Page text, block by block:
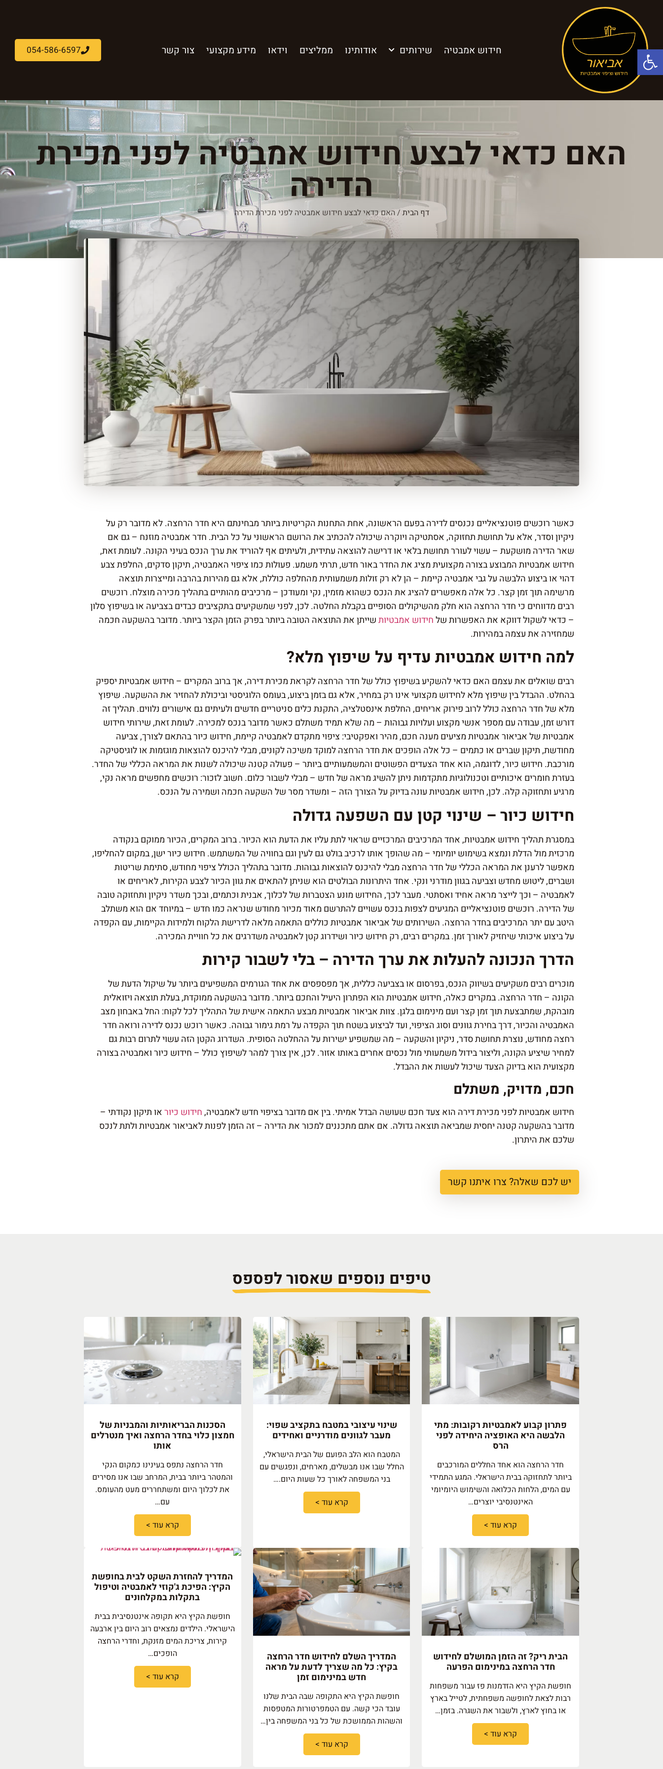
פתח סרגל נגישות חידוש אמבטיה שירותים אודותינו ממליצים וידאו מידע מקצועי צור קשר 054-586-6597
האם כדאי לבצע חידוש אמבטיה לפני מכירת
הדירה
דף הבית /האם כדאי לבצע חידוש אמבטיה לפני מכירת הדירה
כאשר רוכשים פוטנציאליים נכנסים לדירה בפעם הראשונה, אחת התחנות הקריטיות ביותר מבחינתם היא חדר הרחצה. לא מדובר רק על
ניקיון וסדר, אלא על תחושת תחזוקה, אסתטיקה ויוקרה שיכולה להכתיב את הרושם הראשוני על כל הבית. חדר אמבטיה מוזנח – גם אם
שאר הדירה מושקעת – עשוי לעורר תחושת בלאי או דרישה להוצאה עתידית, ולעיתים אף להוריד את ערך הנכס בעיני הקונה. לעומת זאת,
חידוש אמבטיות המבוצע בצורה מקצועית מציג את החדר באור חדש, תרתי משמע. פעולות כמו ציפוי האמבטיה, תיקון סדקים, החלפת צבע
דהוי או ביצוע הלבשה על גבי אמבטיה קיימת – הן לא רק זולות משמעותית מהחלפה כוללת, אלא גם מהירות בהרבה ומייצרות תוצאה
מרשימה תוך זמן קצר. כל אלה מאפשרים להציג את הנכס כשהוא מזמין, נקי ומעודכן – מרכיבים מהותיים בתהליך מכירה מוצלח. רוכשים
רבים מדווחים כי חדר הרחצה הוא חלק מהשיקולים הסופיים בקבלת החלטה. לכן, לפני שמשקיעים בתקציבים כבדים בצביעה או בשיפוץ סלון
– כדאי לשקול דווקא את האפשרות שלחידוש אמבטיותשייתן את התוצאה הטובה ביותר בפרק הזמן הקצר ביותר. מדובר בהשקעה חכמה
שמחזירה את עצמה במהירות.
למה חידוש אמבטיות עדיף על שיפוץ מלא?
רבים שואלים את עצמם האם כדאי להשקיע בשיפוץ כולל של חדר הרחצה לקראת מכירת דירה, אך ברוב המקרים – חידוש אמבטיות יספיק
בהחלט. ההבדל בין שיפוץ מלא לחידוש מקצועי אינו רק במחיר, אלא גם בזמן ביצוע, בעומס הלוגיסטי וביכולת להחזיר את ההשקעה. שיפוץ
מלא של חדר הרחצה כולל לרוב פירוק אריחים, החלפת אינסטלציה, התקנת כלים סניטריים חדשים ולעיתים גם אישורים נלווים. תהליך זה
דורש זמן, עבודה עם מספר אנשי מקצוע ועלויות גבוהות – מה שלא תמיד משתלם כאשר מדובר בנכס למכירה. לעומת זאת, שירותי חידוש
אמבטיות של אביאור אמבטיות מציעים מענה חכם, מהיר ואפקטיבי: ציפוי מתקדם לאמבטיה קיימת, חידוש כיור בהתאם לצורך, צביעה
מחודשת, תיקון שברים או כתמים – כל אלה הופכים את חדר הרחצה למוקד משיכה לקונים, מבלי להיכנס להוצאות מוגזמות או לוגיסטיקה
מורכבת. חידוש כיור, לדוגמה, הוא אחד הצעדים הפשוטים והמשמעותיים ביותר – פעולה קטנה שיכולה לשנות את המראה הכללי של החדר.
בעזרת חומרים איכותיים וטכנולוגיות מתקדמות ניתן להשיג מראה של חדש – מבלי לשבור כלום. חשוב לזכור: רוכשים מחפשים מראה נקי,
מרגיע ותחזוקה קלה. לכן, חידוש אמבטיות עונה בדיוק על הצורך הזה – ומשדר מסר של השקעה חכמה ושמירה על הנכס.
חידוש כיור – שינוי קטן עם השפעה גדולה
במסגרת תהליך חידוש אמבטיות, אחד המרכיבים המרכזיים שראוי לתת עליו את הדעת הוא הכיור. ברוב המקרים, הכיור ממוקם בנקודה
מרכזית מול הדלת ונמצא בשימוש יומיומי – מה שהופך אותו לרכיב בולט גם לעין וגם בחוויה של המשתמש. חידוש כיור ישן, במקום להחליפו,
מאפשר לרענן את המראה הכללי של חדר הרחצה מבלי להיכנס להוצאות גבוהות. מדובר בתהליך הכולל ציפוי מחודש, סתימת שריטות
ושברים, ליטוש מחדש וצביעה בגוון מודרני ונקי. אחד היתרונות הבולטים הוא שניתן להתאים את גוון הכיור לצבע הקירות, לאריחים או
לאמבטיה – וכך לייצר מראה אחיד ואסתטי. מעבר לכך, החידוש מונע הצטברות של לכלוך, אבנית וכתמים, ובכך משדר ניקיון ותחזוקה טובה
של הדירה. רוכשים פוטנציאליים המגיעים לצפות בנכס עשויים להתרשם מאוד מכיור מחודש שנראה כמו חדש – במיוחד אם הוא משתלב
היטב עם יתר המרכיבים בחדר הרחצה. השירותים של אביאור אמבטיות כוללים התאמה מלאה לדרישת הלקוח ולמידות הקיימות, עם הקפדה
על ביצוע איכותי שיחזיק לאורך זמן. במקרים רבים, רק חידוש כיור ושידרוג קטן לאמבטיה משדרגים את כל חוויית המכירה.
הדרך הנכונה להעלות את ערך הדירה – בלי לשבור קירות
מוכרים רבים משקיעים בשיווק הנכס, בפרסום או בצביעה כללית, אך מפספסים את אחד הגורמים המשפיעים ביותר על שיקול הדעת של
הקונה – חדר הרחצה. במקרים כאלה, חידוש אמבטיות הוא הפתרון היעיל והחכם ביותר. מדובר בהשקעה ממוקדת, בעלת תוצאה ויזואלית
מובהקת, שמתבצעת תוך זמן קצר ועם מינימום בלגן. צוות אביאור אמבטיות מבצע התאמה אישית של התהליך לכל לקוח: החל באבחון מצב
האמבטיה והכיור, דרך בחירת גוונים וסוג הציפוי, ועד לביצוע בשטח תוך הקפדה על רמת גימור גבוהה. כאשר רוכש נכנס לדירה ורואה חדר
רחצה מחודש, נוצרת תחושת סדר, ניקיון והשקעה – מה שמשפיע ישירות על ההחלטה הסופית. השדרוג הקטן הזה עשוי לתרום רבות גם
למחיר שיציע הקונה, וליצור בידול משמעותי מול נכסים אחרים באותו אזור. לכן, אין צורך למהר לשיפוץ כולל – חידוש כיור ואמבטיה בצורה
מקצועית הוא בדיוק הצעד שיכול לעשות את ההבדל.
חכם, מדויק, משתלם
חידוש אמבטיות לפני מכירת דירה הוא צעד חכם שעושה הבדל אמיתי. בין אם מדובר בציפוי חדש לאמבטיה,חידוש כיוראו תיקון נקודתי –
מדובר בהשקעה קטנה יחסית שמביאה תוצאה גדולה. אם אתם מתכננים למכור את הדירה – זה הזמן לפנות לאביאור אמבטיות ולתת לנכס
שלכם את היתרון.
יש לכם שאלה? צרו איתנו קשר
טיפים נוספים שאסור לפספס
פתרון קבוע לאמבטיות רקובות: מתי
הלבשה היא האופציה היחידה לפני
הרס
חדר הרחצה הוא אחד החללים המורכבים
ביותר לתחזוקה בבית הישראלי. המגע התמידי
עם המים, הלחות הכלואה והשימוש היומיומי
האינטנסיבי יוצרים…
קרא עוד >
שינוי עיצובי במטבח בתקציב שפוי:
מעבר לגוונים מודרניים ואחידים
המטבח הוא הלב הפועם של הבית הישראלי,
החלל שבו אנו מבשלים, מארחים, ונפגשים עם
בני המשפחה לאורך כל שעות היום.…
קרא עוד >
הסכנות הבריאותיות והמבניות של
חמצון כלוי בחדר הרחצה ואיך מנטרלים
אותו
חדר הרחצה נתפס בעינינו כמקום הנקי
והמטהר ביותר בבית, המרחב שבו אנו מסירים
את לכלוך היום ומשתחררים מעט מהעומס.
עם…
קרא עוד >
הבית ריק? זה הזמן המושלם לחידוש
חדר הרחצה במינימום הפרעה
חופשת הקיץ היא הזדמנות פז עבור משפחות
רבות לצאת לחופשה משפחתית, לטייל בארץ
או בחוץ לארץ, ולשבור את השגרה. בזמן…
קרא עוד >
המדריך השלם לחידוש חדר הרחצה
בקיץ: כל מה שצריך לדעת על מראה
חדש במינימום זמן
חופשת הקיץ היא התקופה שבה הבית שלנו
עובד הכי קשה. עם הטמפרטורות המטפסות
והשהות הממושכת של כל בני המשפחה בין…
קרא עוד >
המדריך להחזרת השקט לבית בחופשת
הקיץ: הפיכת ג'קוזי לאמבטיה וטיפול
בתקלות במקלחונים
חופשת הקיץ היא תקופה אינטנסיבית בבית
הישראלי. הילדים נמצאים רוב היום בין ארבעה
קירות, צריכת המים מזנקת, וחדרי הרחצה
הופכים…
קרא עוד >